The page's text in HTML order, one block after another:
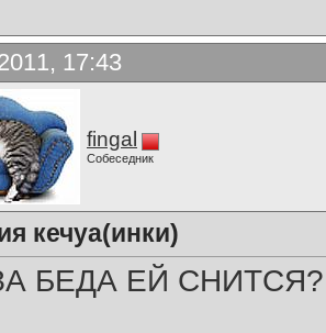
17:43
fingal
Собеседник
кечуа(инки)
БЕДА ЕЙ СНИТСЯ?